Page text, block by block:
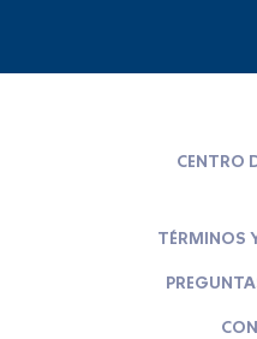
CENTRO
TÉRMINOS